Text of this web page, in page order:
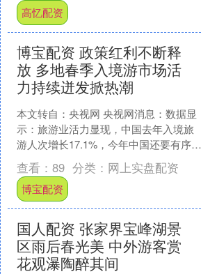
高忆配资
博宝配资 政策红利不断释
放 多地春季入境游市场活
力持续迸发掀热潮
本文转自：央视网 央视网消息：数据显
示：旅游业活力显现，中国去年入境旅
游人次增长17.1%，今年中国还要有序推
进自主开放、单边开放，稳步扩大单方
面免签或全面互免....
查看： 89 分类： 网上实盘配资
博宝配资
国人配资 张家界宝峰湖景
区雨后春光美 中外游客赏
花观瀑陶醉其间